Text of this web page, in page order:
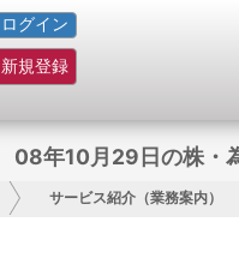
ログイン
新規登録
要
08年10月29日の株・
サービス紹介（業務案内）